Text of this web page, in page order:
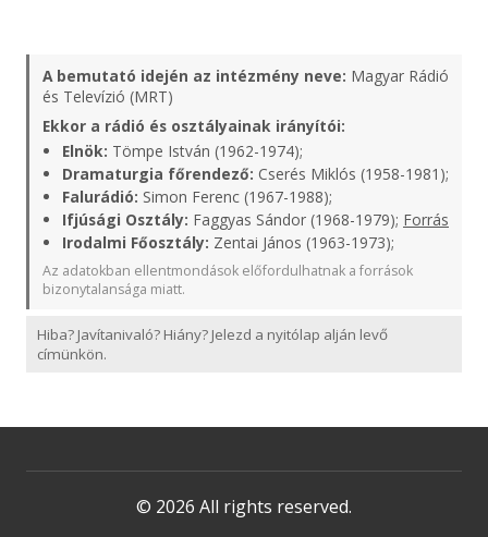
A bemutató idején az intézmény neve: Magyar Rádió
és Televízió (MRT)
Ekkor a rádió és osztályainak irányítói:
Elnök: Tömpe István (1962-1974);
Dramaturgia főrendező: Cserés Miklós (1958-1981);
Falurádió: Simon Ferenc (1967-1988);
Ifjúsági Osztály: Faggyas Sándor (1968-1979); Forrás
Irodalmi Főosztály: Zentai János (1963-1973);
Az adatokban ellentmondások előfordulhatnak a források
bizonytalansága miatt.
Hiba? Javítanivaló? Hiány? Jelezd a nyitólap alján levő
címünkön.
© 2026 All rights reserved.